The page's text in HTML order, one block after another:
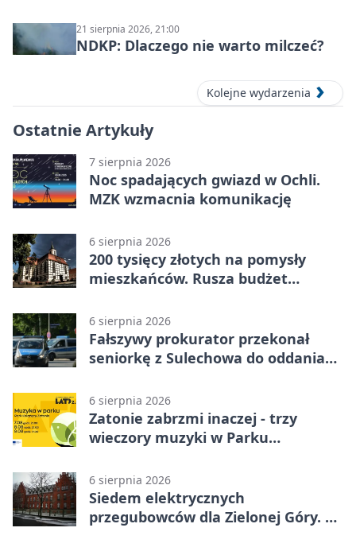
21 sierpnia 2026, 21:00
NDKP: Dlaczego nie warto milczeć?
Kolejne wydarzenia
Ostatnie Artykuły
7 sierpnia 2026
Noc spadających gwiazd w Ochli.
MZK wzmacnia komunikację
6 sierpnia 2026
200 tysięcy złotych na pomysły
mieszkańców. Rusza budżet
6 sierpnia 2026
Fałszywy prokurator przekonał
seniorkę z Sulechowa do oddania
6 sierpnia 2026
Zatonie zabrzmi inaczej - trzy
wieczory muzyki w Parku
6 sierpnia 2026
Siedem elektrycznych
przegubowców dla Zielonej Góry. To